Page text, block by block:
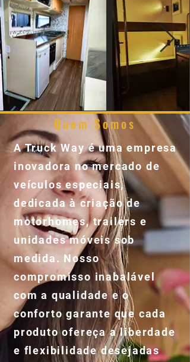
Quem Somos
A Truck Way é uma empresa
inovadora no mercado de
veículos especiais,
dedicada à criação de
motorhomes, trailers e
unidades móveis sob
medida. Nosso
compromisso inabalável
com a qualidade e o
conforto garante que cada
produto ofereça a liberdade
e flexibilidade desejadas